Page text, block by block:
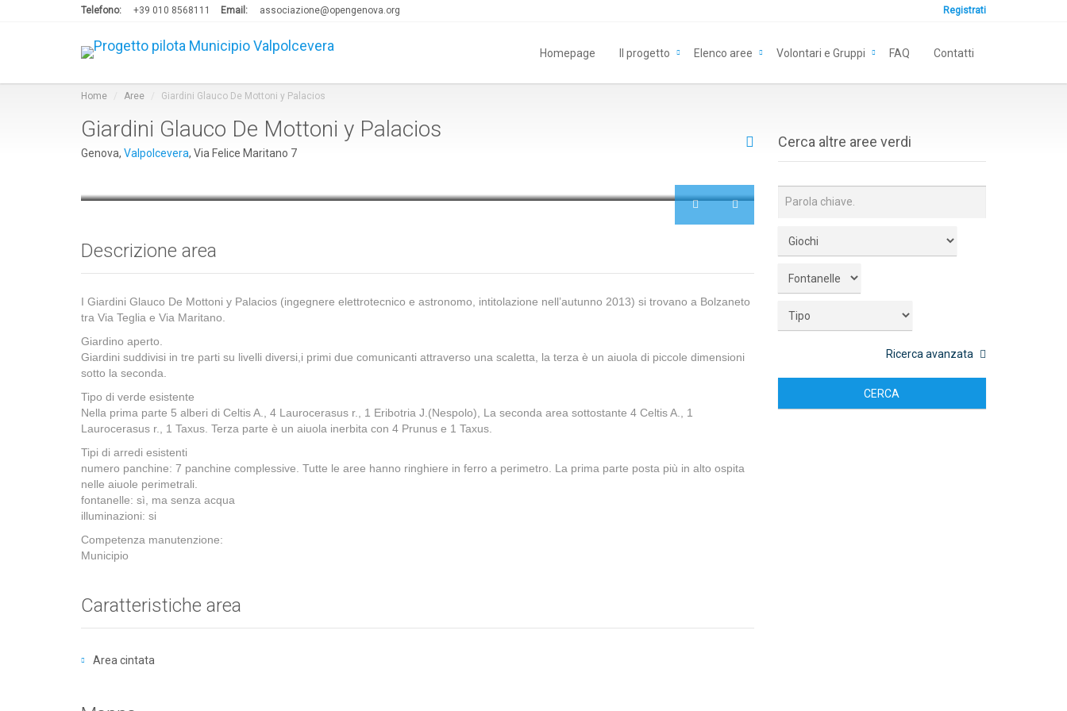
Telefono: +39 010 8568111 Email: associazione@opengenova.org Registrati
Homepage Il progetto Elenco aree Volontari e Gruppi FAQ Contatti
Home Aree Giardini Glauco De Mottoni y Palacios
Giardini Glauco De Mottoni y Palacios
Genova, Valpolcevera, Via Felice Maritano 7
Descrizione area
I Giardini Glauco De Mottoni y Palacios (ingegnere elettrotecnico e astronomo, intitolazione nell’autunno 2013) si trovano a Bolzaneto
tra Via Teglia e Via Maritano.
Giardino aperto.
Giardini suddivisi in tre parti su livelli diversi,i primi due comunicanti attraverso una scaletta, la terza è un aiuola di piccole dimensioni
sotto la seconda.
Tipo di verde esistente
Nella prima parte 5 alberi di Celtis A., 4 Laurocerasus r., 1 Eribotria J.(Nespolo), La seconda area sottostante 4 Celtis A., 1
Laurocerasus r., 1 Taxus. Terza parte è un aiuola inerbita con 4 Prunus e 1 Taxus.
Tipi di arredi esistenti
numero panchine: 7 panchine complessive. Tutte le aree hanno ringhiere in ferro a perimetro. La prima parte posta più in alto ospita
nelle aiuole perimetrali.
fontanelle: sì, ma senza acqua
illuminazioni: si
Competenza manutenzione:
Municipio
Caratteristiche area
Area cintata
Cerca altre aree verdi
Ricerca avanzata
CERCA